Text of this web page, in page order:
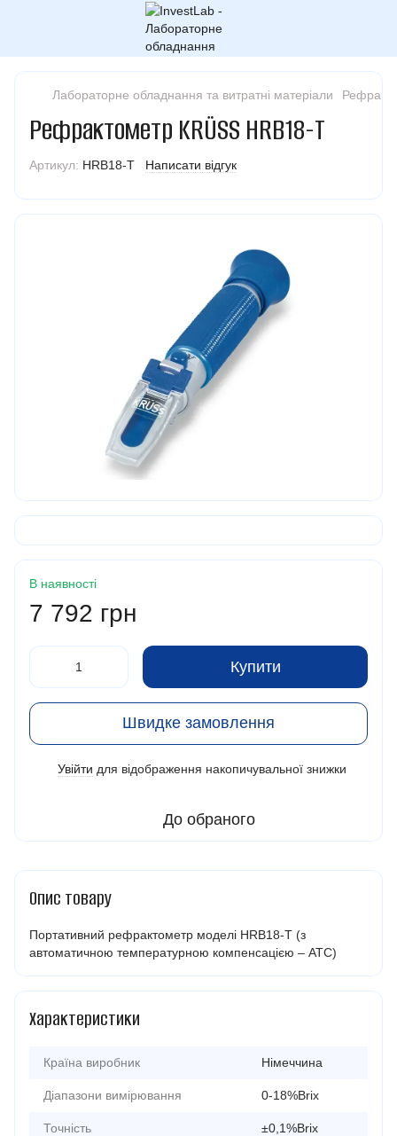
Лабораторне обладнання та витратні матеріали
Рефрактометр KRÜSS HRB18-T
Артикул: HRB18-T Написати відгук
В наявності
7 792 грн
Купити
Швидке замовлення
Увійти для відображення накопичувальної знижки
До обраного
Опис товару
Портативний рефрактометр моделі HRB18-T (з
автоматичною температурною компенсацією – ATC)
Характеристики
Країна виробник Німеччина
Діапазони вимірювання 0-18%Brix
Точність ±0,1%Brix